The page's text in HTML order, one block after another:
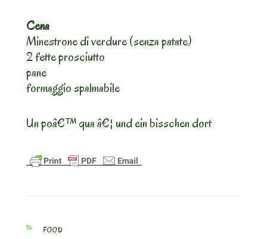
Cena
Minestrone di verdure (senza patate)
2 fette prosciutto
pane
formaggio spalmabile
Un poâ€™ qua â€¦ und ein bisschen dort
CATEGORIES
FOOD